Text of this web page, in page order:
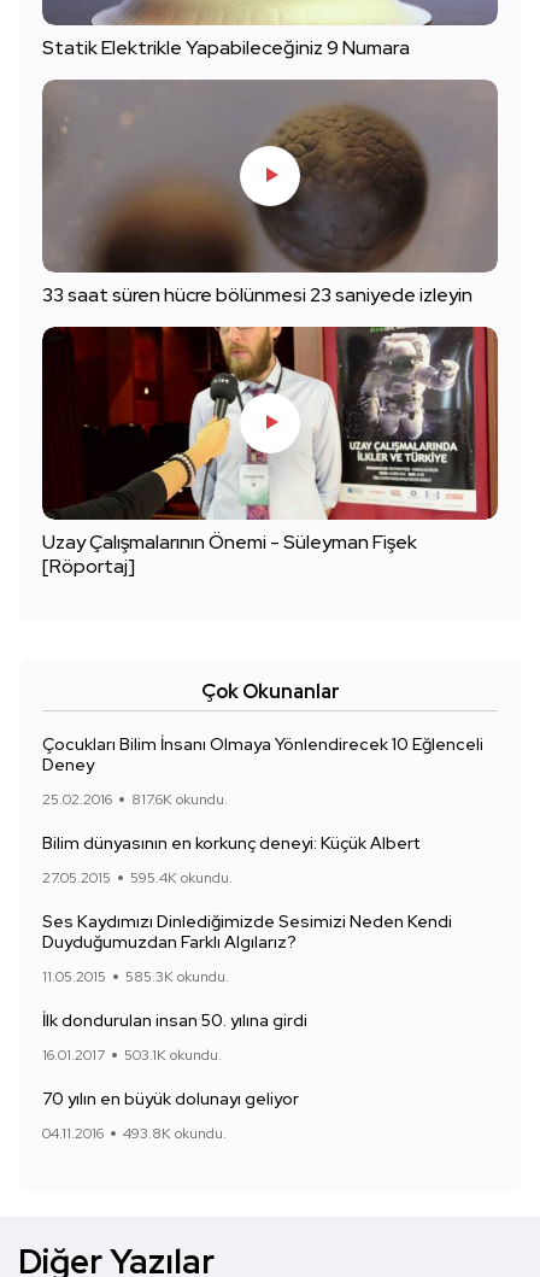
Statik Elektrikle Yapabileceğiniz 9 Numara
33 saat süren hücre bölünmesi 23 saniyede izleyin
Uzay Çalışmalarının Önemi - Süleyman Fişek
[Röportaj]
Çok Okunanlar
Çocukları Bilim İnsanı Olmaya Yönlendirecek 10 Eğlenceli
Deney
25.02.2016 817.6K okundu.
Bilim dünyasının en korkunç deneyi: Küçük Albert
27.05.2015 595.4K okundu.
Ses Kaydımızı Dinlediğimizde Sesimizi Neden Kendi
Duyduğumuzdan Farklı Algılarız?
11.05.2015 585.3K okundu.
İlk dondurulan insan 50. yılına girdi
16.01.2017 503.1K okundu.
70 yılın en büyük dolunayı geliyor
04.11.2016 493.8K okundu.
Diğer Yazılar